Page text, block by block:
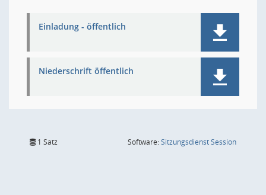
Einladung - öffentlich
Niederschrift öffentlich
1 Satz Software:SitzungsdienstSession(Wird in